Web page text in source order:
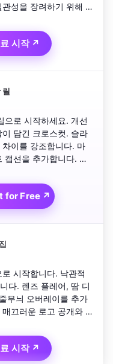
성을 장려하기 위해
시작 ↗
으로 시작하세요. 개선
담긴 크로스컷. 슬라
이를 강조합니다. 마
캡션을 추가합니다. 시
for Free ↗
시작합니다. 낙관적
다. 렌즈 플레어, 땀 디
무늬 오버레이를 추가
끄러운 로고 공개와
시작 ↗